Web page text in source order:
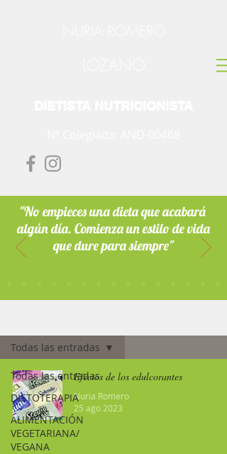
"No empieces una dieta que acabará
algún día. Comienza un estilo de vida
que dure para siempre"
Todas las entradas
DIETOTERAPIA
ALIMENTACIÓN
VEGETARIANA/
VEGANA
Todas las entradas
Efectos de los edulcorantes
Nuria Romero
25 ago 2023